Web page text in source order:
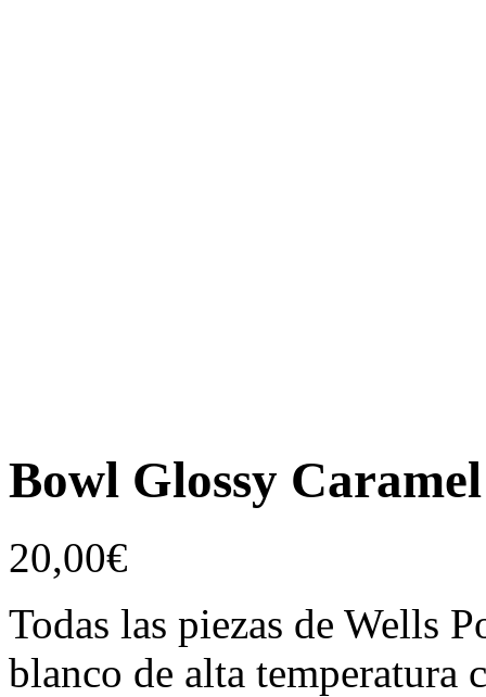
Bowl Glossy
20,00€
Todas las piezas de Wells
blanco de alta temperatura